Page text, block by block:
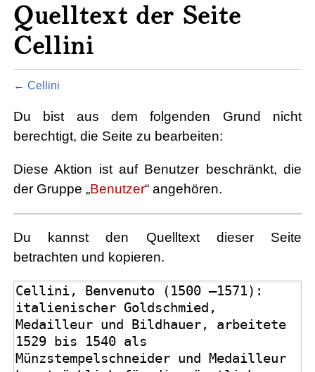
Quelltext der Seite
Cellini
←Cellini
Du bist aus dem folgenden Grund nicht
berechtigt, die Seite zu bearbeiten:
Diese Aktion ist auf Benutzer beschränkt, die
der Gruppe „Benutzer“ angehören.
Du kannst den Quelltext dieser Seite
betrachten und kopieren.